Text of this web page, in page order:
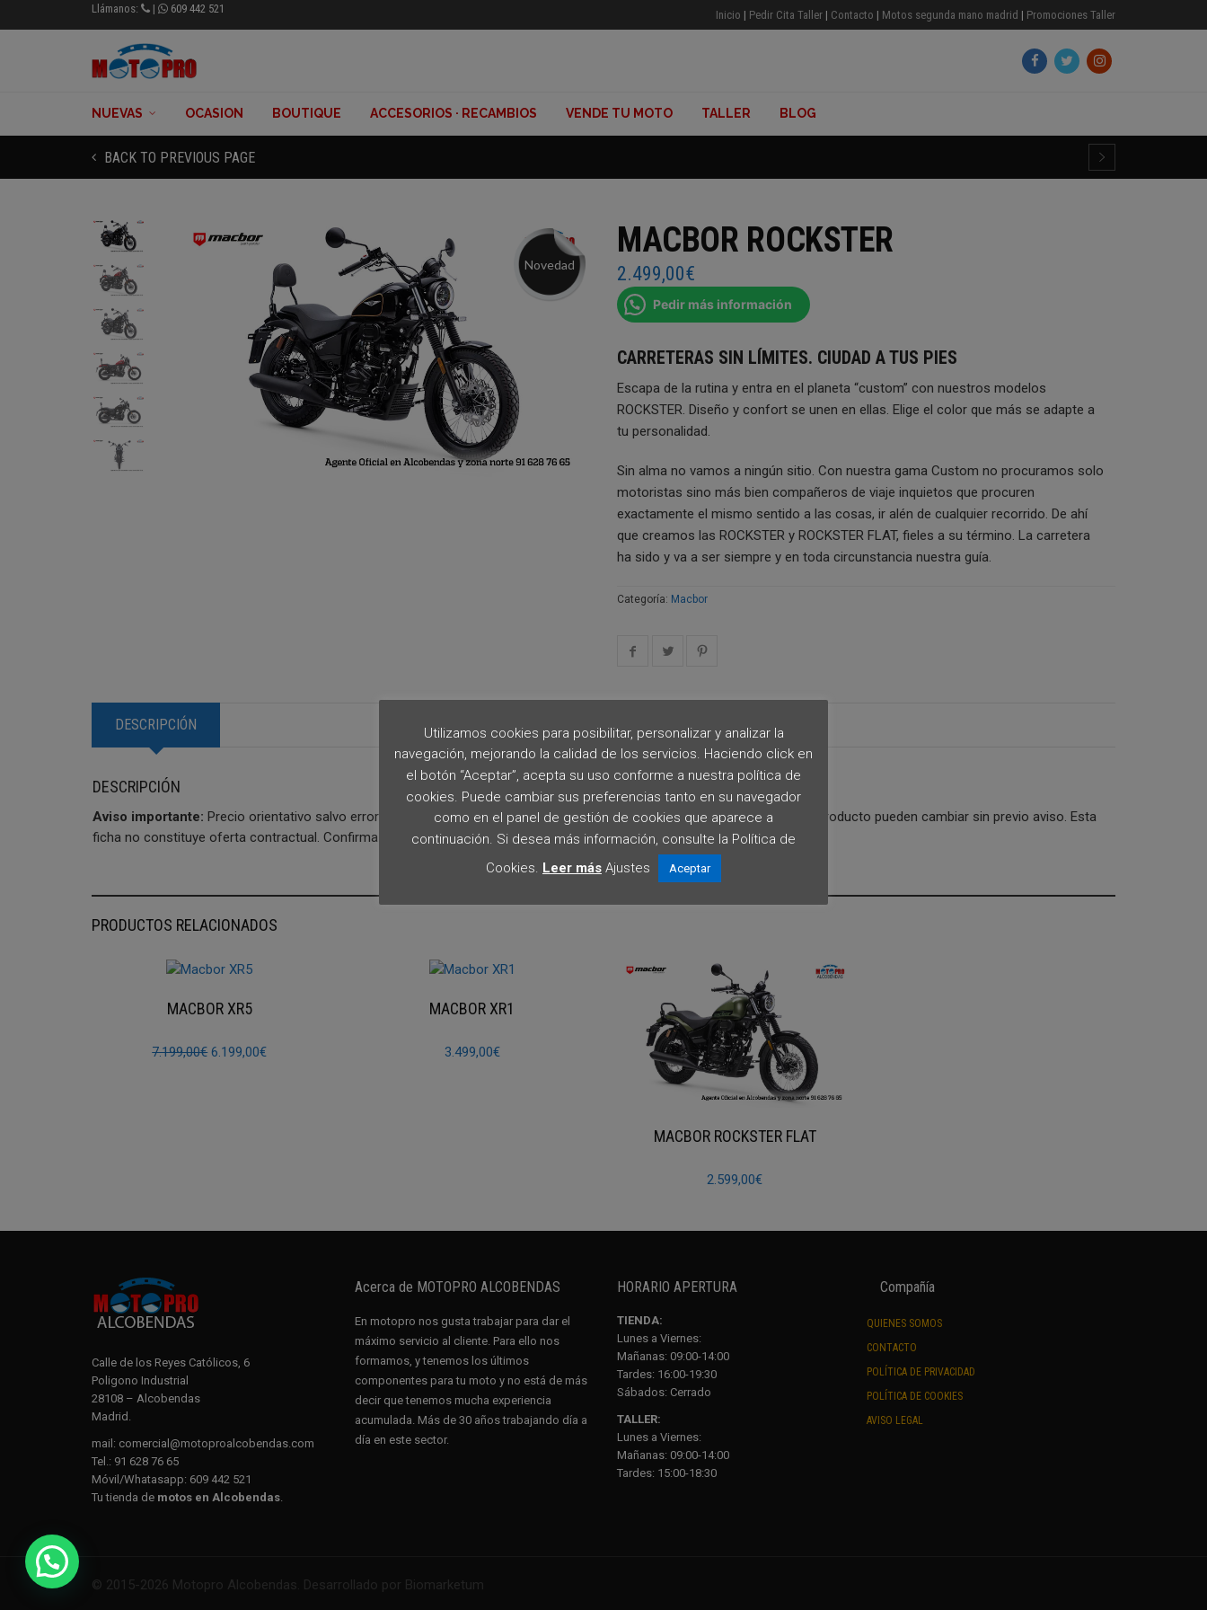
Llámanos: | 609 442 521 Inicio | Pedir Cita Taller | Contacto | Motos segunda mano madrid | Promociones Taller
NUEVAS OCASION BOUTIQUE ACCESORIOS · RECAMBIOS VENDE TU MOTO TALLER BLOG
BACK TO PREVIOUS PAGE
Novedad
MACBOR ROCKSTER
2.499,00€
Pedir más información
CARRETERAS SIN LÍMITES. CIUDAD A TUS PIES
Escapa de la rutina y entra en el planeta “custom” con nuestros modelos
ROCKSTER. Diseño y confort se unen en ellas. Elige el color que más se adapte a
tu personalidad.
Sin alma no vamos a ningún sitio. Con nuestra gama Custom no procuramos solo
motoristas sino más bien compañeros de viaje inquietos que procuren
exactamente el mismo sentido a las cosas, ir alén de cualquier recorrido. De ahí
que creamos las ROCKSTER y ROCKSTER FLAT, fieles a su término. La carretera
ha sido y va a ser siempre y en toda circunstancia nuestra guía.
Categoría: Macbor
DESCRIPCIÓN
DESCRIPCIÓN
Aviso importante: Precio orientativo salvo error tipográfico. La información, disponibilidad, imágenes y características del producto pueden cambiar sin previo aviso. Esta
ficha no constituye oferta contractual. Confirma el precio final y las condiciones en tienda o por contacto directo.
PRODUCTOS RELACIONADOS
MACBOR XR5
7.199,00€ El
6.199,00€El
MACBOR XR1
3.499,00€
MACBOR ROCKSTER FLAT
2.599,00€
Calle de los Reyes Católicos, 6
Poligono Industrial
28108 – Alcobendas
Madrid.
mail: comercial@motoproalcobendas.com
Tel.: 91 628 76 65
Móvil/Whatasapp: 609 442 521
Tu tienda de motos en Alcobendas
Acerca de MOTOPRO ALCOBENDAS
En motopro nos gusta trabajar para dar el
máximo servicio al cliente. Para ello nos
formamos, y tenemos los últimos
componentes para tu moto y no está de más
decir que tenemos mucha experiencia
acumulada. Más de 30 años trabajando día a
día en este sector.
HORARIO APERTURA
TIENDA:
Lunes a Viernes:
Mañanas: 09:00-14:00
Tardes: 16:00-19:30
Sábados: Cerrado
TALLER:
Lunes a Viernes:
Mañanas: 09:00-14:00
Tardes: 15:00-18:30
Compañía
QUIENES SOMOS
CONTACTO
POLÍTICA DE PRIVACIDAD
POLÍTICA DE COOKIES
AVISO LEGAL
© 2015-2026 Motopro Alcobendas. Desarrollado por Biomarketum
Utilizamos cookies para posibilitar, personalizar y analizar la
navegación, mejorando la calidad de los servicios. Haciendo click en
el botón “Aceptar”, acepta su uso conforme a nuestra política de
cookies. Puede cambiar sus preferencias tanto en su navegador
como en el panel de gestión de cookies que aparece a
continuación. Si desea más información, consulte la Política de
Cookies. Leer más Ajustes Aceptar